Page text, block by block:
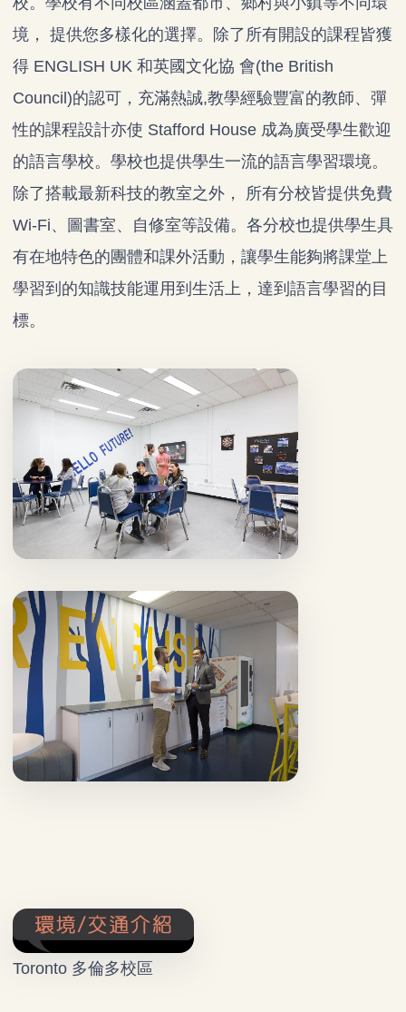
境， 提供您多樣化的選擇。除了所有開設的課程皆獲
得 ENGLISH UK 和英國文化協 會(the British
Council)的認可，充滿熱誠,教學經驗豐富的教師、彈
性的課程設計亦使 Stafford House 成為廣受學生歡迎
的語言學校。 學校也提供學生一流的語言學習環境。
除了搭載最新科技的教室之外， 所有分校皆提供免費
Wi-Fi、圖書室、自修室等設備。各分校也提供學生具
有在地特色的團體和課外活動，讓學生能夠將課堂上
學習到的知識技能運用到生活上，達到語言學習的目
標。
Toronto 多倫多校區